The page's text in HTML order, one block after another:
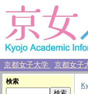
京都女子大学 京都女子
検索